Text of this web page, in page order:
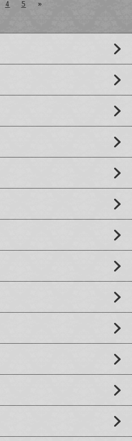
4 5 »